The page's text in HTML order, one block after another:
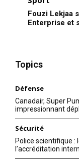
Fouzi Lekjaa
Enterprise et
Topics
Défense
Canadair, Super
impressionnant
Sécurité
Police scientifique :
l’accréditation